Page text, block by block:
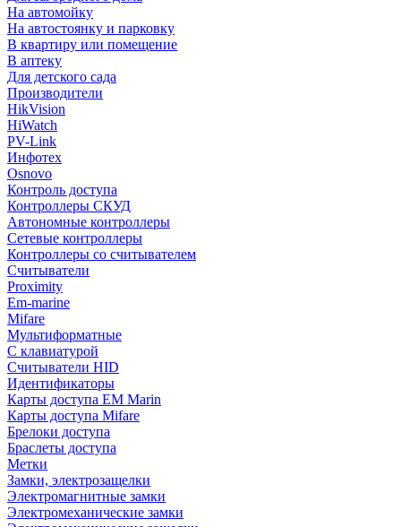
На автомойку
На автостоянку и парковку
В квартиру или помещение
В аптеку
Для детского сада
Производители
HikVision
HiWatch
PV-Link
Инфотех
Osnovo
Контроль доступа
Контроллеры СКУД
Автономные контроллеры
Сетевые контроллеры
Контроллеры со считывателем
Считыватели
Proximity
Em-marine
Mifare
Мультиформатные
С клавиатурой
Считыватели HID
Идентификаторы
Карты доступа EM Marin
Карты доступа Mifare
Брелоки доступа
Браслеты доступа
Метки
Замки, электрозащелки
Электромагнитные замки
Электромеханические замки